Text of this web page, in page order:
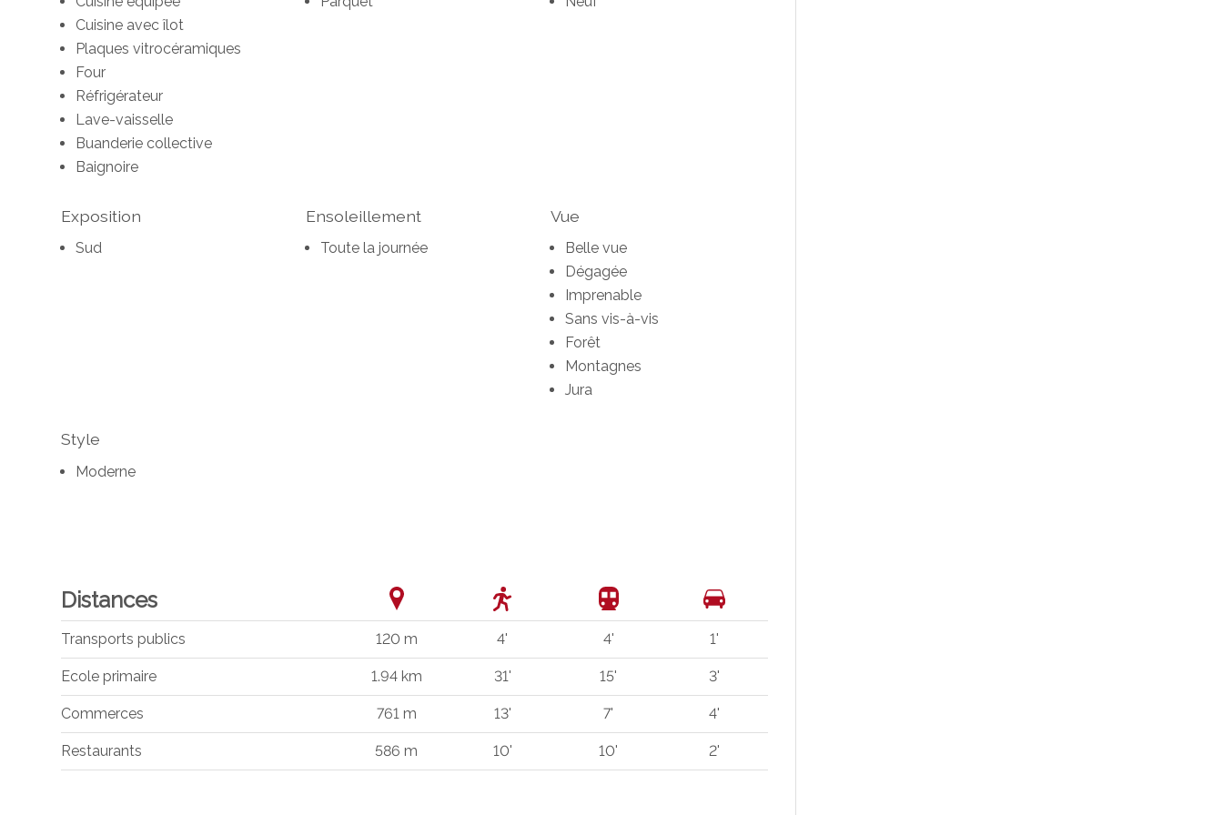
Cuisine avec îlot
Plaques vitrocéramiques
Four
Réfrigérateur
Lave-vaisselle
Buanderie collective
Baignoire
Exposition
Sud
Ensoleillement
Toute la journée
Vue
Belle vue
Dégagée
Imprenable
Sans vis-à-vis
Forêt
Montagnes
Jura
Style
Moderne
Distances
Transports publics 120 m 4' 4' 1'
Ecole primaire 1.94 km 31' 15' 3'
Commerces 761 m 13' 7' 4'
Restaurants 586 m 10' 10' 2'